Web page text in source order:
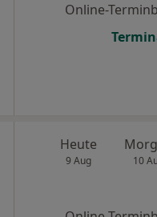
Online-
Heute
9 Aug 10